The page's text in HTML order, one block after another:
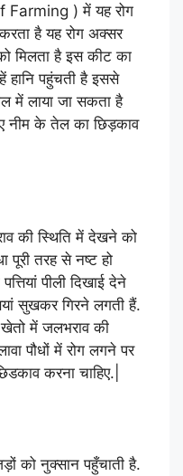
Farming ) में यह रोग
है यह रोग अक्सर
मिलता है इस कीट का
हानि पहुंचती है इससे
में लाया जा सकता है
नीम के तेल का छिड़काव
की स्थिति में देखने को
पूरी तरह से नष्ट हो
पीली दिखाई देने
सुखकर गिरने लगती हैं.
में जलभराव की
पौधों में रोग लगने पर
करना चाहिए.|
को नुक्सान पहुँचाती है.